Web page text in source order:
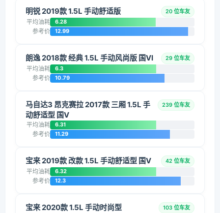
明锐 2019款 1.5L 手动舒适版 20 位车友
平均油耗 6.28
参考价 12.99
朗逸 2018款 经典 1.5L 手动风尚版 国VI 29 位车友
平均油耗 6.3
参考价 10.79
马自达3 昂克赛拉 2017款 三厢 1.5L 手
动舒适型 国V
239 位车友
平均油耗 6.31
参考价 11.29
宝来 2019款 改款 1.5L 手动舒适型 国V 42 位车友
平均油耗 6.32
参考价 12.3
宝来 2020款 1.5L 手动时尚型 103 位车友